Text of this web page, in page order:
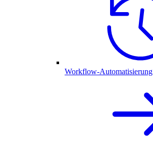
Workflow-Automatisierung